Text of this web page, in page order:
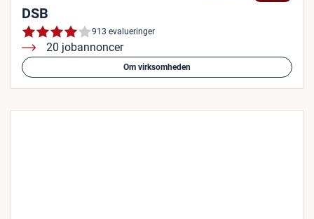
DSB
913 evalueringer
20 jobannoncer
Om virksomheden